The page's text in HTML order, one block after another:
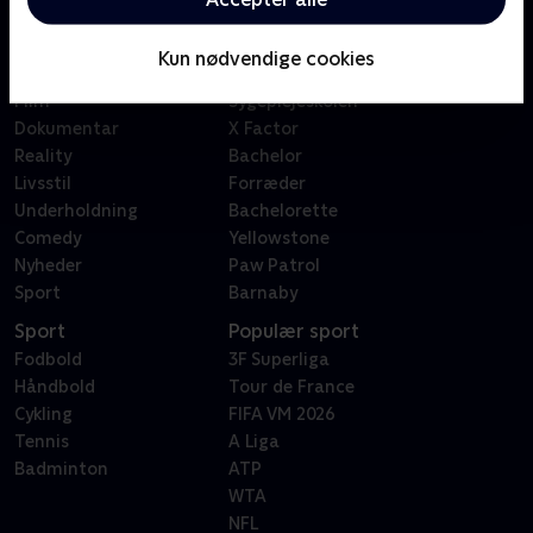
Kun nødvendige cookies
Kategorier
Film
Dokumentar
Reality
Livsstil
Underholdning
Comedy
Nyheder
Sport
Badehotellet
Sygeplejeskolen
X Factor
Bachelor
Forræder
Bachelorette
Yellowstone
Paw Patrol
Barnaby
Sport
Fodbold
Håndbold
Cykling
Tennis
Badminton
Populær sport
3F Superliga
Tour de France
FIFA VM 2026
A Liga
ATP
WTA
NFL